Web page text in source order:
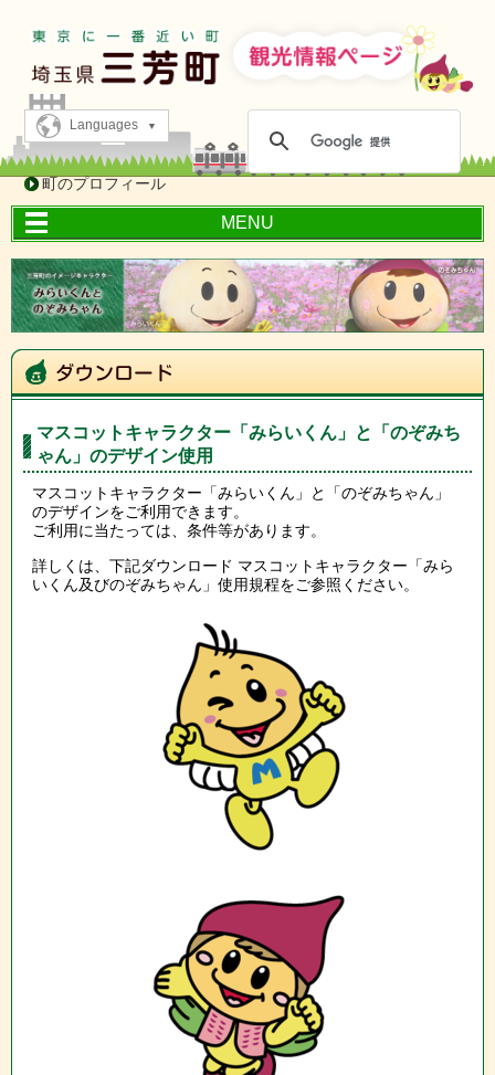
Languages
町のプロフィール
MENU
マスコットキャラクター「みらいくん」と「のぞみち
ゃん」のデザイン使用
マスコットキャラクター「みらいくん」と「のぞみちゃん」
のデザインをご利用できます。
ご利用に当たっては、条件等があります。
詳しくは、下記ダウンロード マスコットキャラクター「みら
いくん及びのぞみちゃん」使用規程をご参照ください。